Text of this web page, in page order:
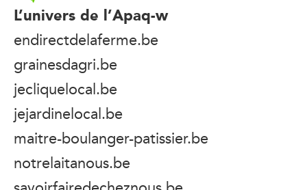
L’univers de l’Apaq-w
endirectdelaferme.be
grainesdagri.be
jecliquelocal.be
jejardinelocal.be
maitre-boulanger-patissier.be
notrelaitanous.be